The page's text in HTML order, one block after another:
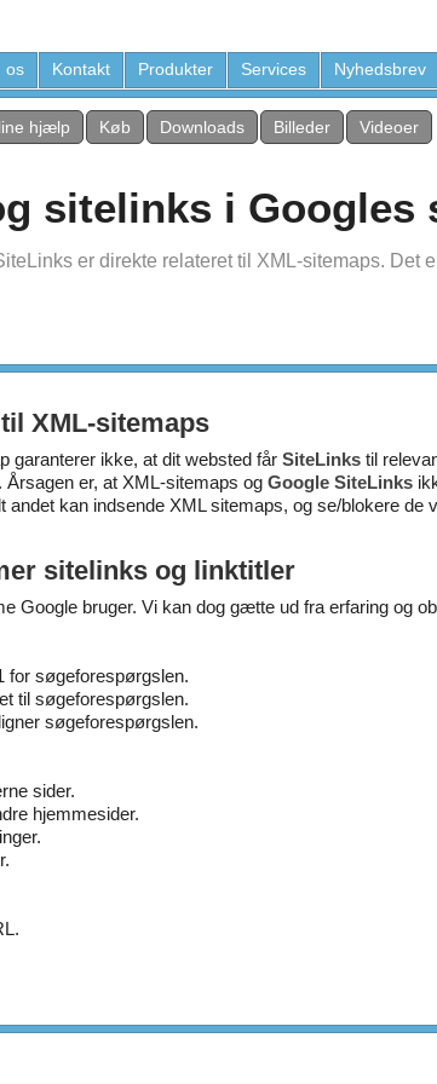
os Kontakt Produkter Services Nyhedsbrev
hjælp Køb Downloads Billeder Videoer
sitelinks i Googles
er direkte relateret til XML-sitemaps. Det
XML-sitemaps
garanterer ikke, at dit websted får SiteLinks til
. Årsagen er, at XML-sitemaps og Google SiteLinks
andet kan indsende XML sitemaps, og se/blokere de
sitelinks og linktitler
Google bruger. Vi kan dog gætte ud fra erfaring og
for søgeforespørgslen.
til søgeforespørgslen.
søgeforespørgslen.
sider.
hjemmesider.